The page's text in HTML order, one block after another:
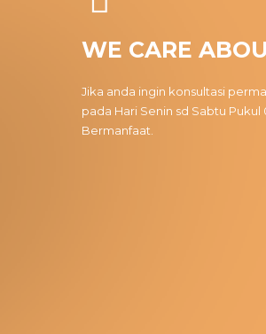
WE CARE
Jika anda ingin konsultasi
pada Hari Senin sd Sabtu Pukul
Bermanfaat.